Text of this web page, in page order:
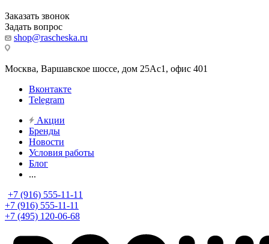
Заказать звонок
Задать вопрос
shop@rascheska.ru
Москва, Варшавское шоссе, дом 25Аc1, офис 401
Вконтакте
Telegram
Акции
Бренды
Новости
Условия работы
Блог
...
+7 (916) 555-11-11
+7 (916) 555-11-11
+7 (495) 120-06-68